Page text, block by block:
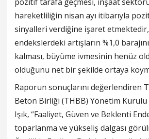
hareketliliğin nisan ayı itibarıyla
sinyalleri verdiğine işaret
endekslerdeki artışların %1,0
kalması, büyüme ivmesinin henüz
olduğunu net bir şekilde ortaya
Raporun sonuçlarını değerlendiren
Beton Birliği (THBB) Yönetim Kurulu
Işık, “Faaliyet, Güven ve Beklenti
toparlanma ve yükseliş dalgası